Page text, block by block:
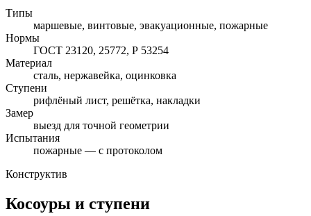
Типы
маршевые, винтовые, эвакуационные, пожарные
Нормы
ГОСТ 23120, 25772, Р 53254
Материал
сталь, нержавейка, оцинковка
Ступени
рифлёный лист, решётка, накладки
Замер
выезд для точной геометрии
Испытания
пожарные — с протоколом
Конструктив
Косоуры и ступени